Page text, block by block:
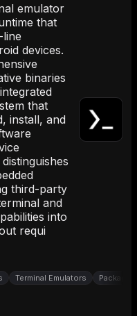
emulator
that
devices.
binaries
that
install, and
third-party
and
into
requi
Terminal Emulators Package